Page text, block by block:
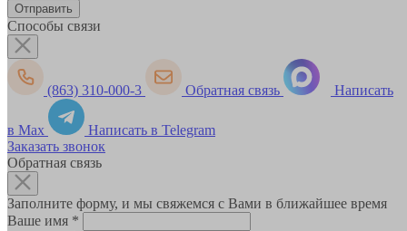
Способы связи
(863) 310-000-3 Обратная связь Написать
в Max
Написать в Telegram
Заказать звонок
Обратная связь
Заполните форму, и мы свяжемся с Вами в ближайшее время
Ваше имя *